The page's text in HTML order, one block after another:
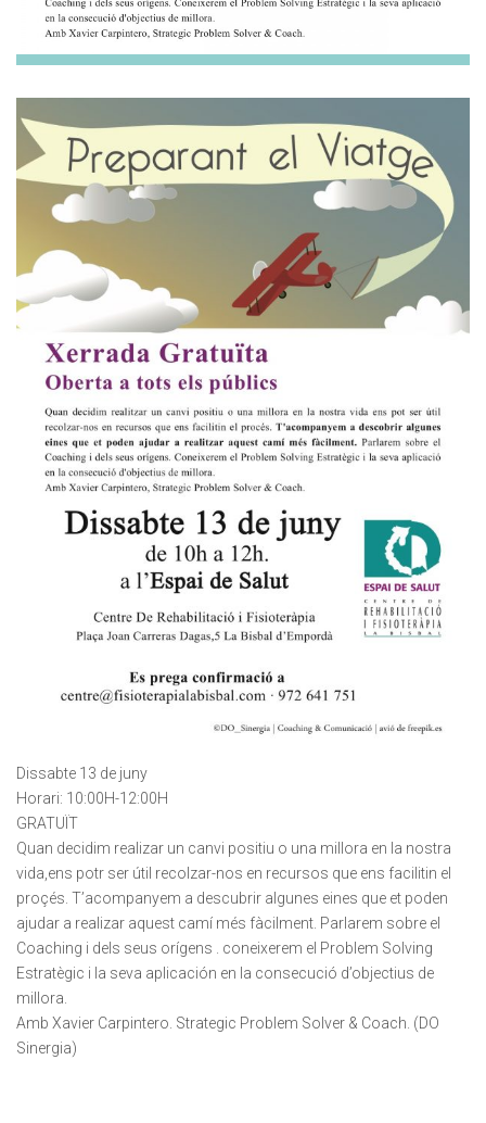
Dissabte 13 de juny
Horari: 10:00H-12:00H
GRATUÏT
Quan decidim realizar un canvi positiu o una millora en la nostra
vida,ens potr ser útil recolzar-nos en recursos que ens facilitin el
proçés. T’acompanyem a descubrir algunes eines que et poden
ajudar a realizar aquest camí més fàcilment. Parlarem sobre el
Coaching i dels seus orígens . coneixerem el Problem Solving
Estratègic i la seva aplicación en la consecució d’objectius de
millora.
Amb Xavier Carpintero. Strategic Problem Solver & Coach. (DO
Sinergia)
Nom Cognom
Adreça
Telèfon Correu Electrònic*
Rebre novetats
Si us plau envieu-me novetats i promocions